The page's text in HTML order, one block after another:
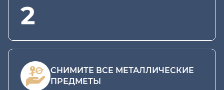
2
СНИМИТЕ ВСЕ МЕТАЛЛИЧЕСКИЕ
ПРЕДМЕТЫ